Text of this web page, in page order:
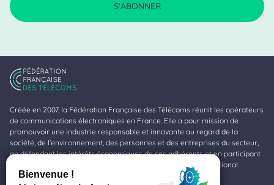
S'ABONNER
Créée en 2007, la Fédération Française des Télécoms réunit les opérateurs
de communications électroniques en France. Elle a pour mission de
promouvoir une industrie responsable et innovante au regard de la
société, de l’environnement, des personnes et des entreprises du secteur,
en défendant les intérêts économiques de ses adhérents et en participant
à la valorisation de la profession au niveau national et international.